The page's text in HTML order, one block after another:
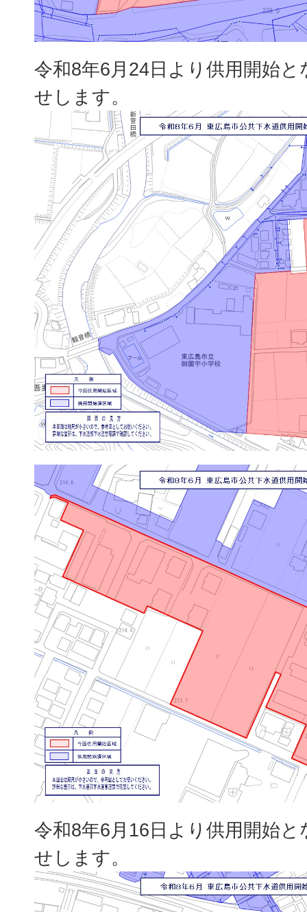
令和8年6月24日より供用開始
せします。
令和8年6月16日より供用開始
せします。